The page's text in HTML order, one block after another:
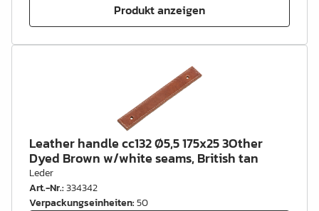
Produkt anzeigen
Leather handle cc132 Ø5,5 175x25 3Other
Dyed Brown w/white seams, British tan
Leder
Art.-Nr.:334342
Verpackungseinheiten:50